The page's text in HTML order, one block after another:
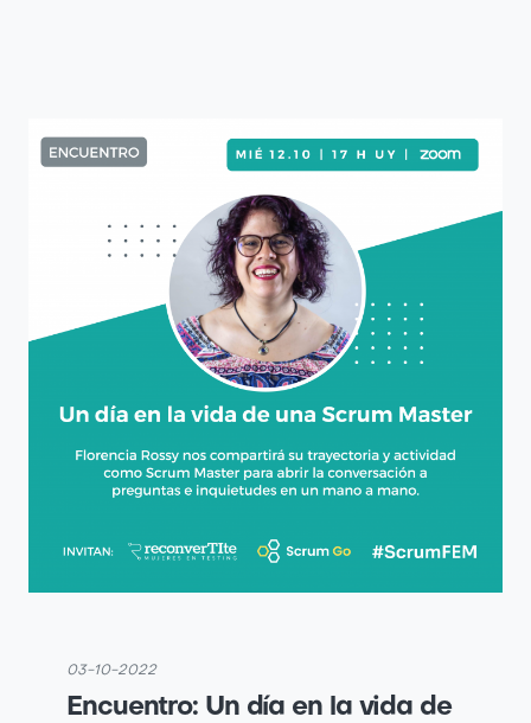
03-10-2022
Encuentro: Un día en la vida de